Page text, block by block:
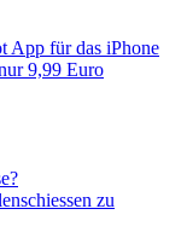
App für das iPhone
9,99 Euro
zu